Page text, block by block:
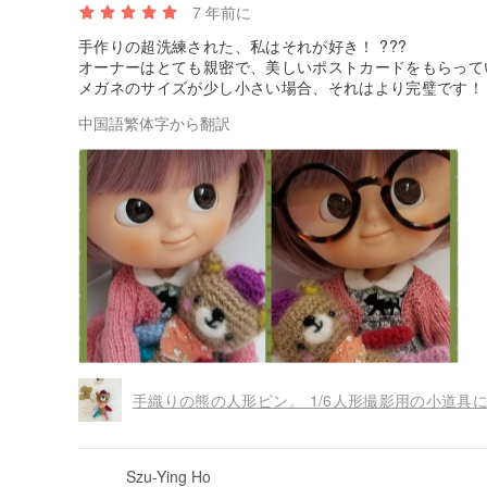
7 年前に
手作りの超洗練された、私はそれが好き！ ???
オーナーはとても親密で、美しいポストカードをもらって
メガネのサイズが少し小さい場合、それはより完璧です！
中国語繁体字から翻訳
手織りの熊の人形ピン。 1/6人形撮影用の小道具
Szu-Ying Ho